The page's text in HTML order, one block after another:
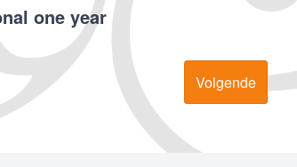
one year
Volgende